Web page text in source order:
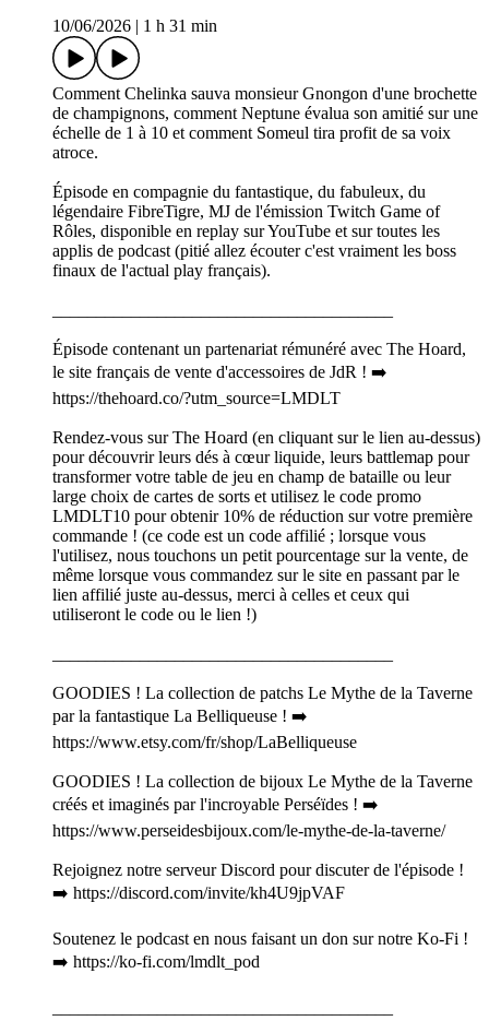
10/06/2026
1 h 31 min
Comment Chelinka sauva monsieur Gnongon d'une brochette
de champignons, comment Neptune évalua son amitié sur une
échelle de 1 à 10 et comment Someul tira profit de sa voix
atroce.
Épisode en compagnie du fantastique, du fabuleux, du
légendaire FibreTigre, MJ de l'émission Twitch Game of
Rôles, disponible en replay sur YouTube et sur toutes les
applis de podcast (pitié allez écouter c'est vraiment les boss
finaux de l'actual play français).
Épisode contenant un partenariat rémunéré avec The Hoard,
le site français de vente d'accessoires de JdR ! ➡️
https://thehoard.co/?utm_source=LMDLT
Rendez-vous sur The Hoard (en cliquant sur le lien au-dessus)
pour découvrir leurs dés à cœur liquide, leurs battlemap pour
transformer votre table de jeu en champ de bataille ou leur
large choix de cartes de sorts et utilisez le code promo
LMDLT10 pour obtenir 10% de réduction sur votre première
commande ! (ce code est un code affilié ; lorsque vous
l'utilisez, nous touchons un petit pourcentage sur la vente, de
même lorsque vous commandez sur le site en passant par le
lien affilié juste au-dessus, merci à celles et ceux qui
utiliseront le code ou le lien !)
GOODIES ! La collection de patchs Le Mythe de la Taverne
par la fantastique La Belliqueuse ! ➡️
https://www.etsy.com/fr/shop/LaBelliqueuse
GOODIES ! La collection de bijoux Le Mythe de la Taverne
créés et imaginés par l'incroyable Perséïdes ! ➡️
https://www.perseidesbijoux.com/le-mythe-de-la-taverne/
Rejoignez notre serveur Discord pour discuter de l'épisode !
➡️ https://discord.com/invite/kh4U9jpVAF
Soutenez le podcast en nous faisant un don sur notre Ko-Fi !
➡️ https://ko-fi.com/lmdlt_pod